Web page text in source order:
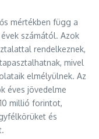
mértékben függ a
számától. Azok
rendelkeznek,
mivel
elmélyülnek. Az
éves jövedelme
millió forintot,
és